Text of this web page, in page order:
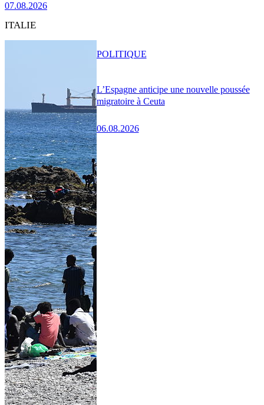
07.08.2026
ITALIE
L’Espagne anticipe une nouvelle poussée
migratoire à Ceuta
06.08.2026
POLITIQUE